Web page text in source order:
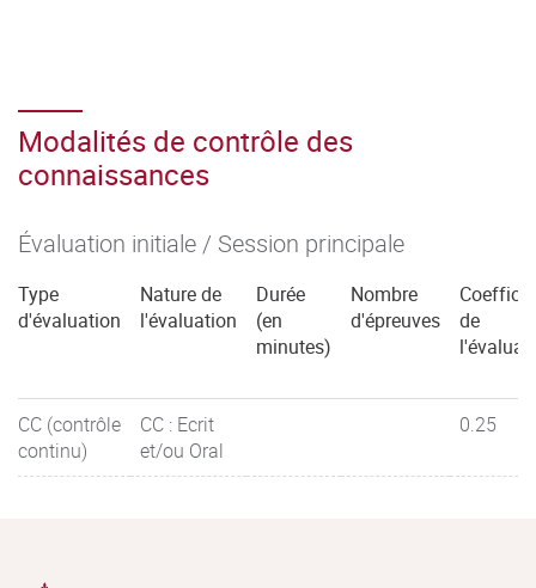
Modalités de contrôle des
connaissances
Évaluation initiale / Session principale
Type
d'évaluation
Nature de
l'évaluation
Durée
(en
minutes)
Nombre
d'épreuves
de
CC (contrôle
continu)
CC : Ecrit
et/ou Oral
0.25